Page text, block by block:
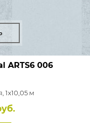
ARTS6 006
1x10,05 м